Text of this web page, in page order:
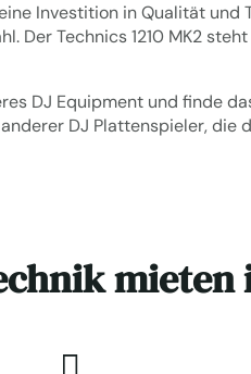
Investition in Qualität und
Der Technics 1210 MK2
DJ Equipment und finde
DJ Plattenspieler, die